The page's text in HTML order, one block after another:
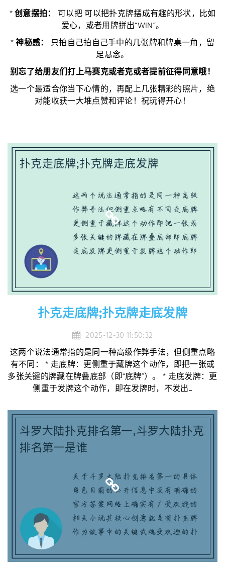
*创意摆拍： 可以把 可以把扑克牌摆成有趣的形状，比如
爱心，或者用牌拼出“WIN”。
*神秘感：
只拍自己拍自己手中的几张牌和牌桌一角，留
足悬念。
别忘了给朋友们打上马赛克或者克或者提前征得同意哦！
选一个最适合你当下心情的，再配上几张精彩的照片，绝
对能收获一大堆点赞和评论！祝玩得开心！
扑克走底牌;扑克牌走底发牌
2025-12-30 11:50:32
这两个说法通常指的是同一种高级作弊手法，但侧重点略
有不同： * 走底牌：更侧重于藏牌这个动作，即把一张或
多张关键的牌藏在牌叠底部（即“底牌”）。 * 走底发牌：更
侧重于发牌这个动作，即在发牌时，不发出...